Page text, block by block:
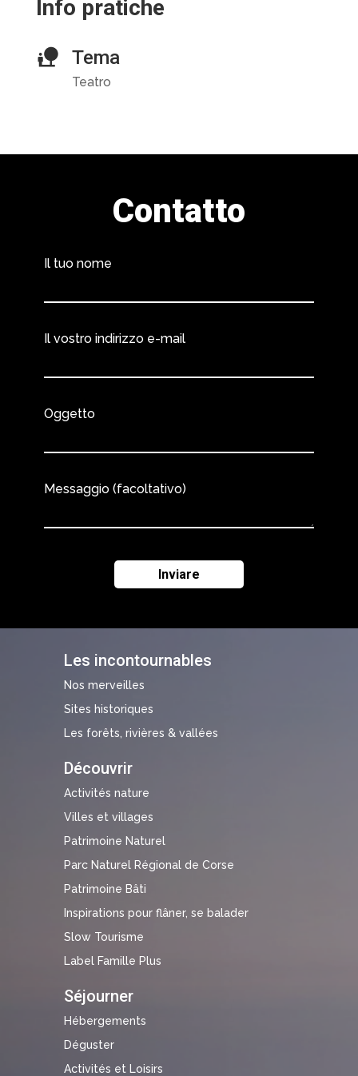
Info pratiche
Tema
Teatro
Les incontournables
Nos merveilles
Sites historiques
Les forêts, rivières & vallées
Découvrir
Activités nature
Villes et villages
Patrimoine Naturel
Parc Naturel Régional de Corse
Patrimoine Bâti
Inspirations pour flâner, se balader
Slow Tourisme
Label Famille Plus
Séjourner
Hébergements
Déguster
Activités et Loisirs
Contatto
Il tuo nome
Il vostro indirizzo e-mail
Oggetto
Messaggio (facoltativo)